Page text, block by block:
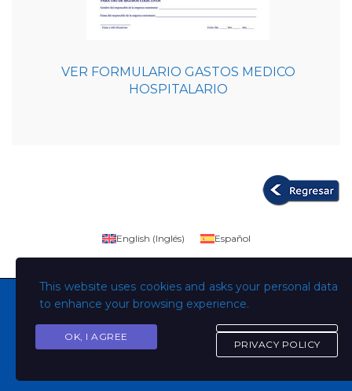
VER FORMULARIO GASTOS MEDICO
HOSPITALARIO
Copyright © Todos los derechos son de la Universidad
This website uses cookies and asks your personal data
to enhance your browsing experience.
OK, I AGREE
PRIVACY POLICY
English (Inglés) Español